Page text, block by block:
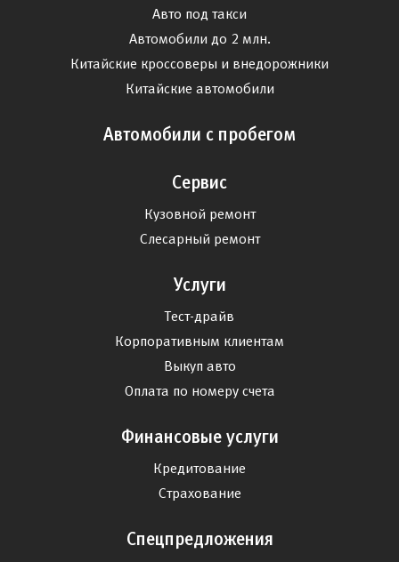
Авто под такси
Автомобили до 2 млн.
Китайские кроссоверы и внедорожники
Китайские автомобили
Автомобили с пробегом
Сервис
Кузовной ремонт
Слесарный ремонт
Услуги
Тест-драйв
Корпоративным клиентам
Выкуп авто
Оплата по номеру счета
Финансовые услуги
Кредитование
Страхование
Спецпредложения